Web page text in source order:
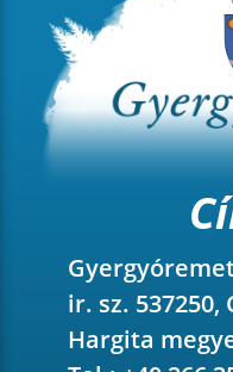
ir. sz. 537250,
Hargita